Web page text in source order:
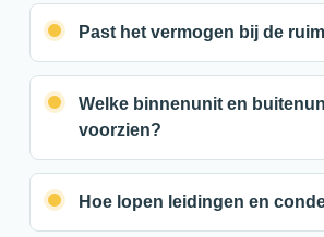
Past het vermogen bij de
Welke binnenunit en
voorzien?
Hoe lopen leidingen en